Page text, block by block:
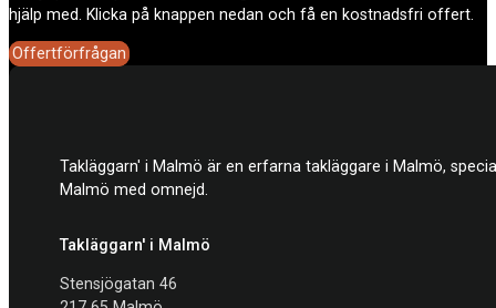
hjälp med. Klicka på knappen nedan och få en kostnadsfri offert.
Offertförfrågan
Takläggarn' i Malmö är en erfarna takläggare i Malmö,
Malmö med omnejd.
Takläggarn' i Malmö
Stensjögatan 46